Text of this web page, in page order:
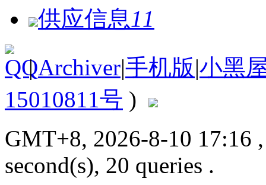
供应信息 11
| Archiver|手机版|小黑
15010811号 )
GMT+8, 2026-8-10 17:16
second(s), 20 queries .